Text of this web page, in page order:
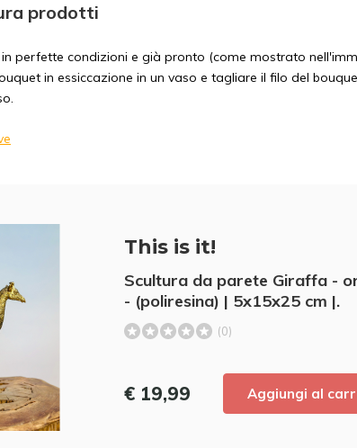
prodotti
perfette condizioni e già pronto (come mostrato
in essiccazione in un vaso e tagliare il filo del
This is it!
Scultura da parete Giraffa -
- (poliresina) | 5x15x25 cm |.
(0)
€ 19,99 Aggiungi al